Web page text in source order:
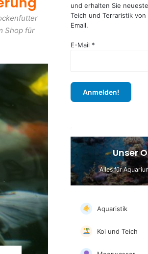
Shop für
und erhalten Sie
Teich und Terraristik
Email.
E-Mail *
Unser
Alles für
Aquaristik
Koi und Teich